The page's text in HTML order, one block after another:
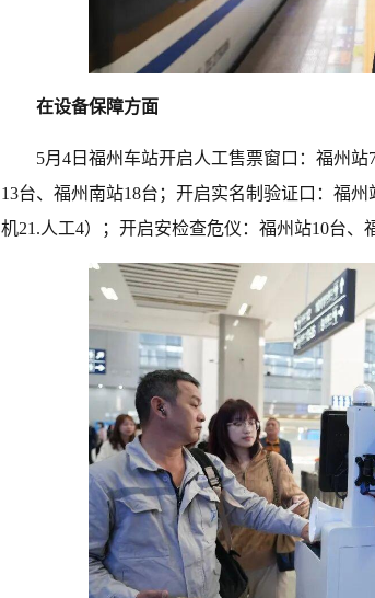
在设备保障方面
5月4日福州车站开启人工售票窗口：福州
13台、福州南站18台；开启实名制验证口：福
机21.人工4）；开启安检查危仪：福州站10台、